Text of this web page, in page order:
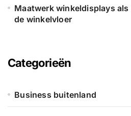
Maatwerk winkeldisplays
de winkelvloer
Categorieën
Business buitenland